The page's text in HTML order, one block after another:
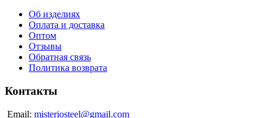
Об изделиях
Оплата и доставка
Оптом
Отзывы
Обратная связь
Политика возврата
Контакты
Email: misteriosteel@gmail.com